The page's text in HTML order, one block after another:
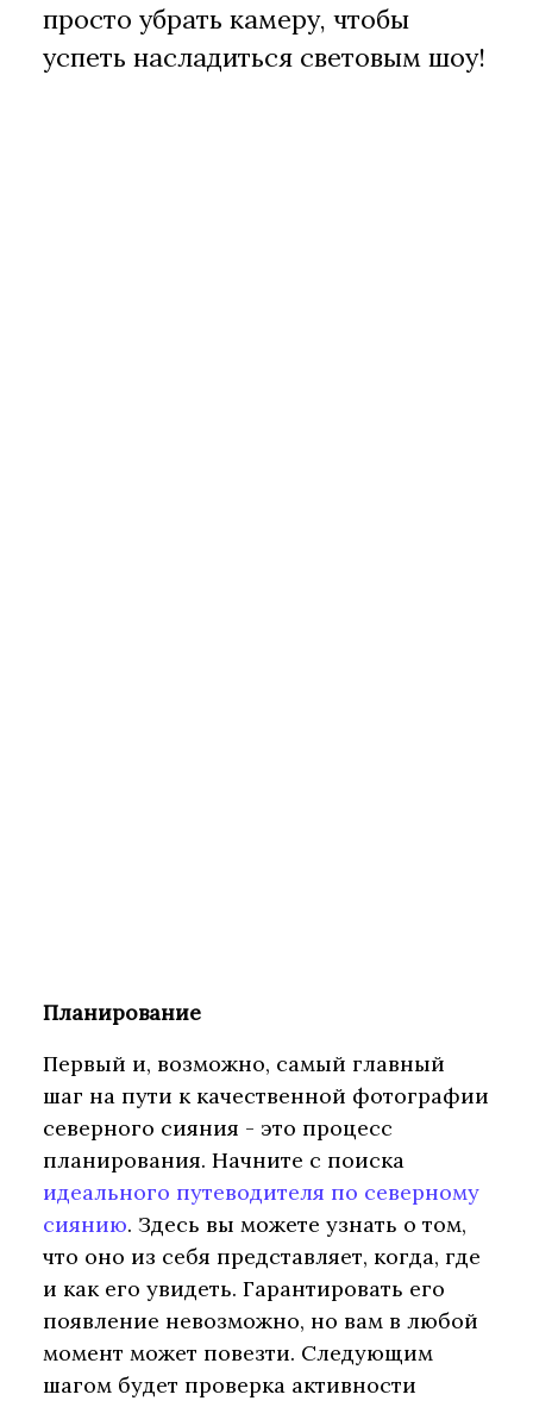
просто убрать камеру, чтобы
успеть насладиться световым шоу!
Планирование
Первый и, возможно, самый главный
шаг на пути к качественной фотографии
северного сияния - это процесс
планирования. Начните с поиска
идеального путеводителя по северному
сиянию. Здесь вы можете узнать о том,
что оно из себя представляет, когда, где
и как его увидеть. Гарантировать его
появление невозможно, но вам в любой
момент может повезти. Следующим
шагом будет проверка активности